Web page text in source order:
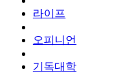
라이프
오피니언
기독대학